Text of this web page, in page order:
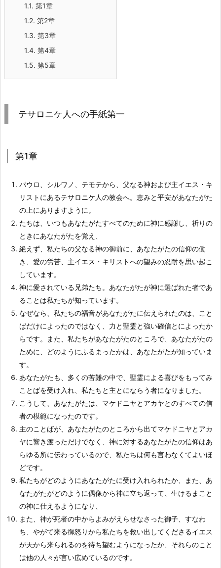
1.1. 第1章
1.2. 第2章
1.3. 第3章
1.4. 第4章
1.5. 第5章
テサロニケ人への手紙第一
第1章
パウロ、シルワノ、テモテから、父なる神および主イエス・キ
リストにあるテサロニケ人の教会へ。恵みと平安があなたがた
の上にありますように。
たちは、いつもあなたがたすべてのために神に感謝し、祈りの
ときにあなたがたを覚え、
絶えず、私たちの父なる神の御前に、あなたがたの信仰の働
き、愛の労苦、主イエス・キリストへの望みの忍耐を思い起こ
しています。
神に愛されている兄弟たち。あなたがたが神に選ばれた者であ
ることは私たちが知っています。
なぜなら、私たちの福音があなたがたに伝えられたのは、こと
ばだけによったのではなく、力と聖霊と強い確信とによったか
らです。また、私たちがあなたがたのところで、あなたがたの
ために、どのようにふるまったかは、あなたがたが知っていま
す。
あなたがたも、多くの苦難の中で、聖霊による喜びをもってみ
ことばを受け入れ、私たちと主とにならう者になりました。
こうして、あなたがたは、マケドニヤとアカヤとのすべての信
者の模範になったのです。
主のことばが、あなたがたのところから出てマケドニヤとアカ
ヤに響き渡っただけでなく、神に対するあなたがたの信仰はあ
らゆる所に伝わっているので、私たちは何も言わなくてよいほ
どです。
私たちがどのようにあなたがたに受け入れられたか、また、あ
なたがたがどのように偶像から神に立ち返って、生けるまこと
の神に仕えるようになり、
また、神が死者の中からよみがえらせなさった御子、すなわ
ち、やがて来る御怒りから私たちを救い出してくださるイエス
が天から来られるのを待ち望むようになったか、それらのこと
は他の人々が言い広めているのです。